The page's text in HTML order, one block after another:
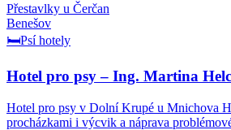
Přestavlky u Čerčan
Benešov
🛏️Psí hotely
Hotel pro psy – Ing. Martina
Hotel pro psy v Dolní Krupé u Mnichova
procházkami i výcvik a náprava